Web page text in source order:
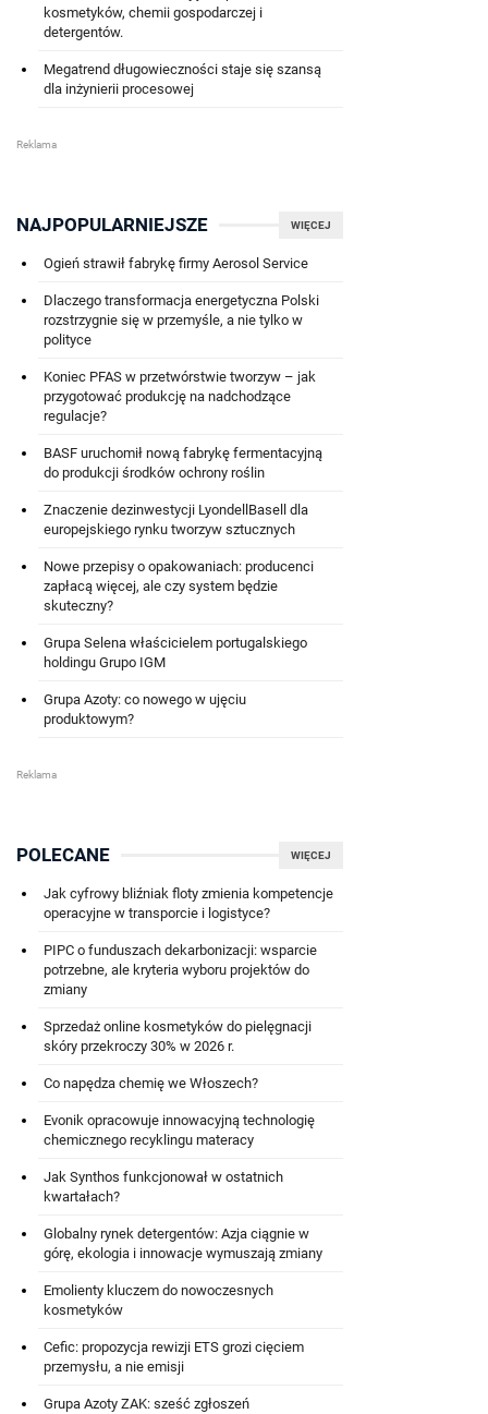
kosmetyków, chemii gospodarczej i
detergentów.
Megatrend długowieczności staje się szansą
dla inżynierii procesowej
WIĘCEJ
NAJPOPULARNIEJSZE
Ogień strawił fabrykę firmy Aerosol Service
Dlaczego transformacja energetyczna Polski
rozstrzygnie się w przemyśle, a nie tylko w
polityce
Koniec PFAS w przetwórstwie tworzyw – jak
przygotować produkcję na nadchodzące
regulacje?
BASF uruchomił nową fabrykę fermentacyjną
do produkcji środków ochrony roślin
Znaczenie dezinwestycji LyondellBasell dla
europejskiego rynku tworzyw sztucznych
Nowe przepisy o opakowaniach: producenci
zapłacą więcej, ale czy system będzie
skuteczny?
Grupa Selena właścicielem portugalskiego
holdingu Grupo IGM
Grupa Azoty: co nowego w ujęciu
produktowym?
WIĘCEJ
POLECANE
Jak cyfrowy bliźniak floty zmienia kompetencje
operacyjne w transporcie i logistyce?
PIPC o funduszach dekarbonizacji: wsparcie
potrzebne, ale kryteria wyboru projektów do
zmiany
Sprzedaż online kosmetyków do pielęgnacji
skóry przekroczy 30% w 2026 r.
Co napędza chemię we Włoszech?
Evonik opracowuje innowacyjną technologię
chemicznego recyklingu materacy
Jak Synthos funkcjonował w ostatnich
kwartałach?
Globalny rynek detergentów: Azja ciągnie w
górę, ekologia i innowacje wymuszają zmiany
Emolienty kluczem do nowoczesnych
kosmetyków
Cefic: propozycja rewizji ETS grozi cięciem
przemysłu, a nie emisji
Grupa Azoty ZAK: sześć zgłoszeń